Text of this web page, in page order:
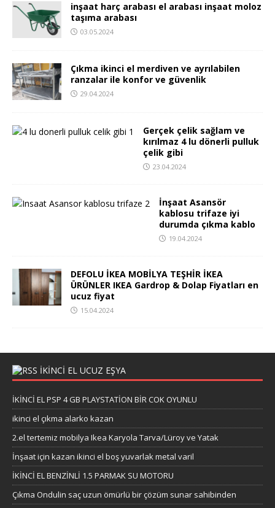
inşaat harç arabası el arabası inşaat moloz
taşıma arabası
03.05.2024
Çıkma ikinci el merdiven ve ayrılabilen
ranzalar ile konfor ve güvenlik
29.04.2024
Gerçek çelik sağlam ve
kırılmaz 4 lu dönerli pulluk
çelik gibi
23.04.2024
İnşaat Asansör
kablosu trifaze iyi
durumda çıkma kablo
19.04.2024
DEFOLU İKEA MOBİLYA TEŞHİR İKEA
ÜRÜNLER IKEA Gardrop & Dolap Fiyatları en
ucuz fiyat
15.04.2024
İKİNCİ EL UCUZ EŞYA
İKİNCİ EL PSP 4 GB PLAYSTATİON BİR COK OYUNLU
ikinci el çıkma alarko kazan
2.el tertemiz mobilya Ikea Karyola Tarva/Lüroy ve Yatak
İnşaat için kazan ikinci el boş yuvarlak metal varil
İKİNCİ EL BENZİNLİ 1.5 PARMAK SU MOTORU
Çıkma Ondulin saç uzun ömürlü bir çözüm sunar sahibinden